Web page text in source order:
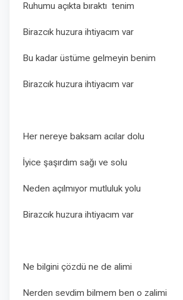
Ruhumu açıkta bıraktı tenim
Birazcık huzura ihtiyacım var
Bu kadar üstüme gelmeyin benim
Birazcık huzura ihtiyacım var
Her nereye baksam acılar dolu
İyice şaşırdım sağı ve solu
Neden açılmıyor mutluluk yolu
Birazcık huzura ihtiyacım var
Ne bilgini çözdü ne de alimi
Nerden sevdim bilmem ben o zalimi